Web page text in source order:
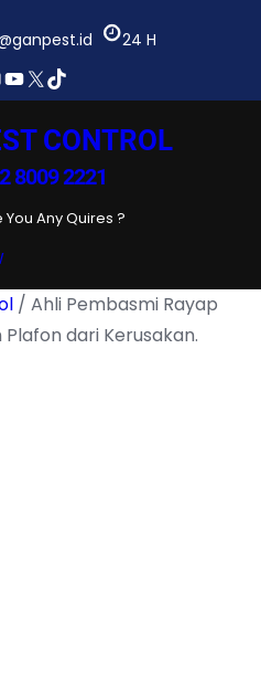
24 H
YouTube
X TikTok
CONTROL
8009 2221
You Any Quires ?
/ Ahli Pembasmi Rayap
dari Kerusakan.